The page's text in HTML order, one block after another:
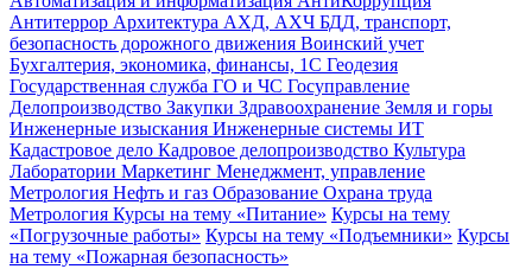
Антитеррор Архитектура АХД, АХЧ БДД, транспорт,
безопасность дорожного движения Воинский учет
Бухгалтерия, экономика, финансы, 1С Геодезия
Государственная служба ГО и ЧС Госуправление
Делопроизводство Закупки Здравоохранение Земля и горы
Инженерные изыскания Инженерные системы ИТ
Кадастровое дело Кадровое делопроизводство Культура
Лаборатории Маркетинг Менеджмент, управление
Метрология Нефть и газ Образование Охрана труда
Метрология Курсы на тему «Питание» Курсы на тему
«Погрузочные работы» Курсы на тему «Подъемники» Курсы
на тему «Пожарная безопасность»